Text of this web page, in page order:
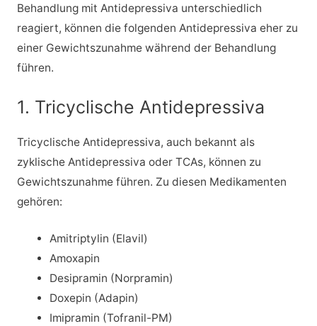
Behandlung mit Antidepressiva unterschiedlich
reagiert, können die folgenden Antidepressiva eher zu
einer Gewichtszunahme während der Behandlung
führen.
1. Tricyclische Antidepressiva
Tricyclische Antidepressiva, auch bekannt als
zyklische Antidepressiva oder TCAs, können zu
Gewichtszunahme führen. Zu diesen Medikamenten
gehören:
Amitriptylin (Elavil)
Amoxapin
Desipramin (Norpramin)
Doxepin (Adapin)
Imipramin (Tofranil-PM)